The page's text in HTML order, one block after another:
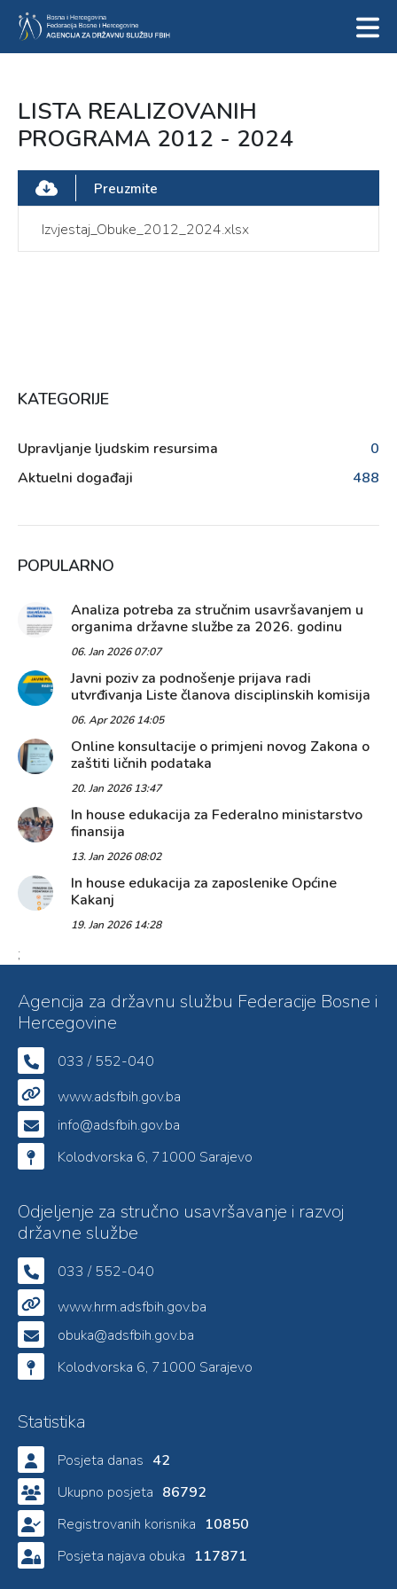
LISTA REALIZOVANIH
PROGRAMA 2012 - 2024
Preuzmite
Izvjestaj_Obuke_2012_2024.xlsx
KATEGORIJE
Upravljanje ljudskim resursima
0
Aktuelni događaji
488
POPULARNO
Analiza potreba za stručnim usavršavanjem u
organima državne službe za 2026. godinu
06. Jan 2026 07:07
Javni poziv za podnošenje prijava radi
utvrđivanja Liste članova disciplinskih komisija
06. Apr 2026 14:05
Online konsultacije o primjeni novog Zakona o
zaštiti ličnih podataka
20. Jan 2026 13:47
In house edukacija za Federalno ministarstvo
finansija
13. Jan 2026 08:02
In house edukacija za zaposlenike Općine
Kakanj
19. Jan 2026 14:28
;
Agencija za državnu službu Federacije Bosne i
Hercegovine
033 / 552-040
www.adsfbih.gov.ba
info@adsfbih.gov.ba
Kolodvorska 6, 71000 Sarajevo
Odjeljenje za stručno usavršavanje i razvoj
državne službe
033 / 552-040
www.hrm.adsfbih.gov.ba
obuka@adsfbih.gov.ba
Kolodvorska 6, 71000 Sarajevo
Statistika
Posjeta danas 42
Ukupno posjeta 86792
Registrovanih korisnika 10850
Posjeta najava obuka 117871